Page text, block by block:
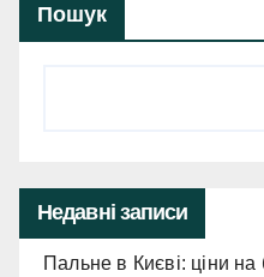
Пошук
Недавні записи
Пальне в Києві: ціни на